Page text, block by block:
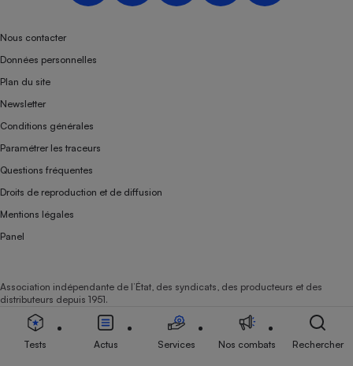
Nous contacter
Données personnelles
Plan du site
Newsletter
Conditions générales
Paramétrer les traceurs
Questions fréquentes
Droits de reproduction et de diffusion
Mentions légales
Panel
Association indépendante de l’État, des syndicats, des producteurs et des
distributeurs depuis 1951.
Tests Actus Services Nos combats Rechercher